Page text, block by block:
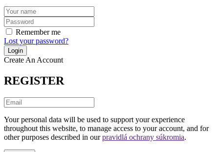
Remember me
Lost your password?
Create An Account
REGISTER
Your personal data will be used to support your experience
throughout this website, to manage access to your account, and for
other purposes described in ourpravidlá ochrany súkromia.